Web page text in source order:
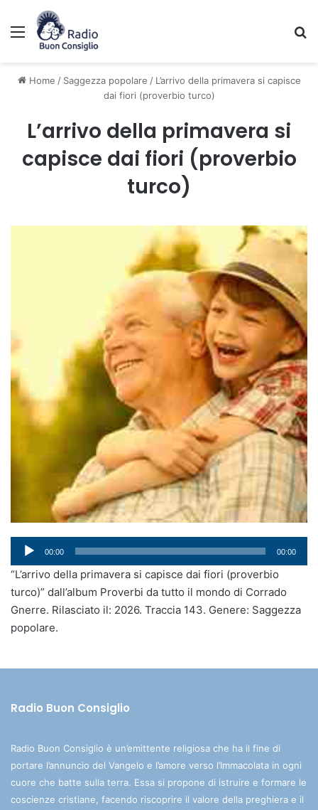
Menu
Home / Saggezza popolare / L’arrivo della primavera si capisce
dai fiori (proverbio turco)
L’arrivo della primavera si
capisce dai fiori (proverbio
turco)
Audio
Player
00:00 00:00
“L’arrivo della primavera si capisce dai fiori (proverbio
turco)” dall’album Proverbi da tutto il mondo di Corrado
Gnerre. Rilasciato il: 2026. Traccia 143. Genere: Saggezza
popolare.
Radio Buon Consiglio
Radio Buon Consiglio è un’emittente religiosa che ha il fine di
portare l’annuncio del Vangelo e l’amore verso l’Immacolata in ogni
cuore che batte sulla terra. Essa si propone di istruire e formare le
coscienze cristiane, facendo riscoprire il valore della preghiera e il